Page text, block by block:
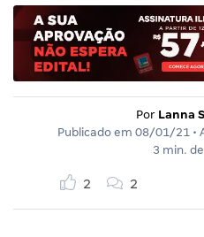
Por Lanna
Publicado em 08/01/21 •
3 min.
2 2